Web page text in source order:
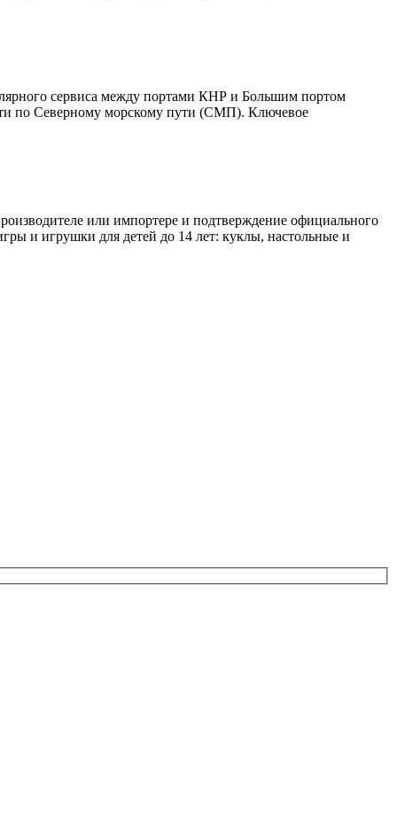
сервиса между портами КНР и Большим портом
по Северному морскому пути (СМП). Ключевое
или импортере и подтверждение официального
и игрушки для детей до 14 лет: куклы, настольные и